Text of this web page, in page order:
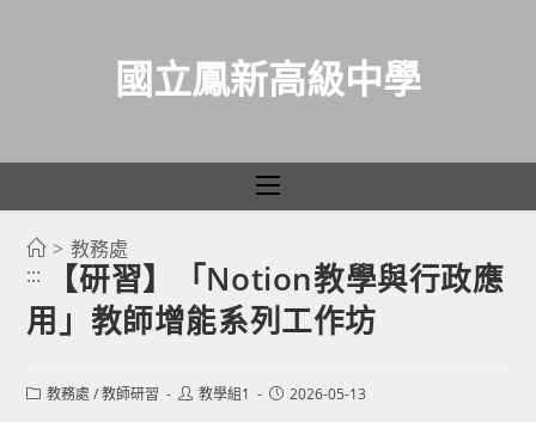
國立鳳新高級中學
> 教務處
:::
【研習】「Notion教學與行政應
用」教師增能系列工作坊
Post教務處 / 教師研習
Post教學組1
Post2026-05-13